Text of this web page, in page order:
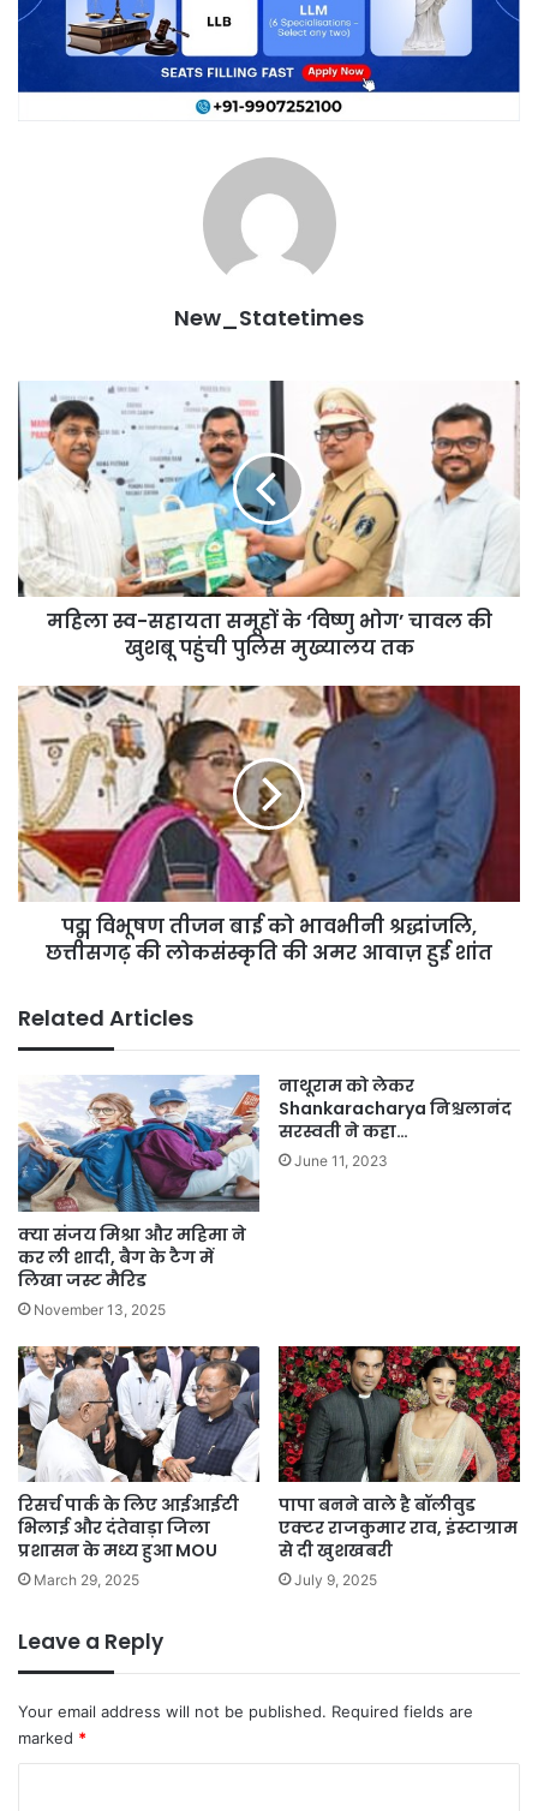
New_Statetimes
महिला
स्व-
सहायता
समूहों
भोग’
चावल
की
मुख्यालय
तक
महिला स्व-सहायता समूहों के ‘विष्णु भोग’ चावल की
खुशबू पहुंची पुलिस मुख्यालय तक
पद्म
विभूषण
तीजन
बाई
को
भावभीनी
श्रद्धांजलि,
छत्तीसगढ़
की
लोकसंस्कृति
हुई
शांत
पद्म विभूषण तीजन बाई को भावभीनी श्रद्धांजलि,
छत्तीसगढ़ की लोकसंस्कृति की अमर आवाज़ हुई शांत
Related Articles
क्या संजय मिश्रा और महिमा ने
कर ली शादी, बैग के टैग में
लिखा जस्ट मैरिड
November 13, 2025
नाथूराम को लेकर
Shankaracharya निश्चलानंद
सरस्वती ने कहा…
June 11, 2023
रिसर्च पार्क के लिए आईआईटी
भिलाई और दंतेवाड़ा जिला
प्रशासन के मध्य हुआ MOU
March 29, 2025
पापा बनने वाले है बॉलीवुड
एक्टर राजकुमार राव, इंस्टाग्राम
से दी खुशखबरी
July 9, 2025
Leave a Reply
Your email address will not be published. Required fields are
marked *